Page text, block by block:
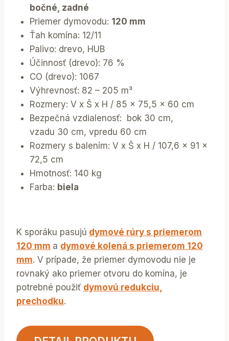
bočné, zadné
Priemer dymovodu: 120 mm
Ťah komína: 12/11
Palivo: drevo, HUB
Účinnosť (drevo): 76 %
CO (drevo): 1067
Výhrevnosť: 82 – 205 m³
Rozmery: V x Š x H / 85 x 75,5 x 60 cm
Bezpečná vzdialenosť: bok 30 cm,
vzadu 30 cm, vpredu 60 cm
Rozmery s balením: V x Š x H / 107,6 x 91 x
72,5 cm
Hmotnosť: 140 kg
Farba: biela
K sporáku pasujú dymové rúry s priemerom
120 mm a dymové kolená s priemerom 120
mm. V prípade, že priemer dymovodu nie je
rovnaký ako priemer otvoru do komína, je
potrebné použiť dymovú redukciu,
prechodku.